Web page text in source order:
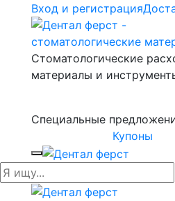
Вход и регистрация
Стоматологические
материалы и
Специальные
Купоны